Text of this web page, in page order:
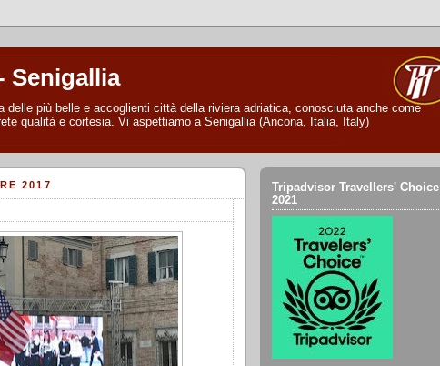
Senigallia
delle più belle e accoglienti città della riviera adriatica, conosciuta anche come
qualità e cortesia. Vi aspettiamo a Senigallia (Ancona, Italia, Italy)
2017
Tripadvisor Travellers' Choice
2021